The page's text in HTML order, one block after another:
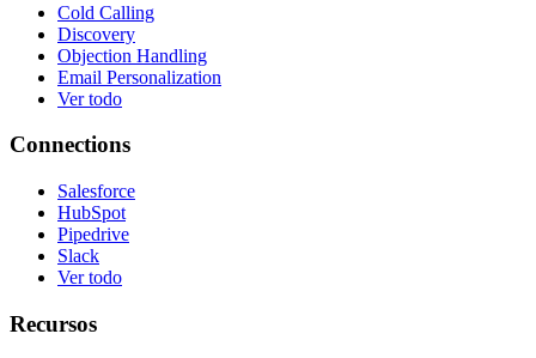
Cold Calling
Discovery
Objection Handling
Email Personalization
Ver todo
Connections
Salesforce
HubSpot
Pipedrive
Slack
Ver todo
Recursos